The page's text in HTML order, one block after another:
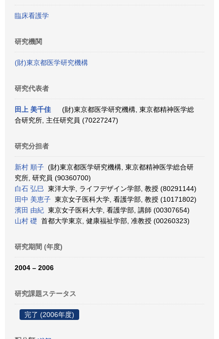
臨床看護学
研究機関
(財)東京都医学研究機構
研究代表者
田上 美千佳
(財)東京都医学研究機構, 東京都精神医学総
合研究所, 主任研究員 (70227247)
研究分担者
新村 順子 (財)東京都医学研究機構, 東京都精神医学総合研
究所, 研究員 (90360700)
白石 弘巳 東洋大学, ライフデザイン学部, 教授 (80291144)
田中 美恵子 東京女子医科大学, 看護学部, 教授 (10171802)
濱田 由紀 東京女子医科大学, 看護学部, 講師 (00307654)
山村 礎 首都大学東京, 健康福祉学部, 准教授 (00260323)
研究期間 (年度)
2004 – 2006
研究課題ステータス
完了 (2006年度)